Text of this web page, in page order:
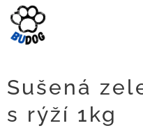
Sušená
s rýží 1kg